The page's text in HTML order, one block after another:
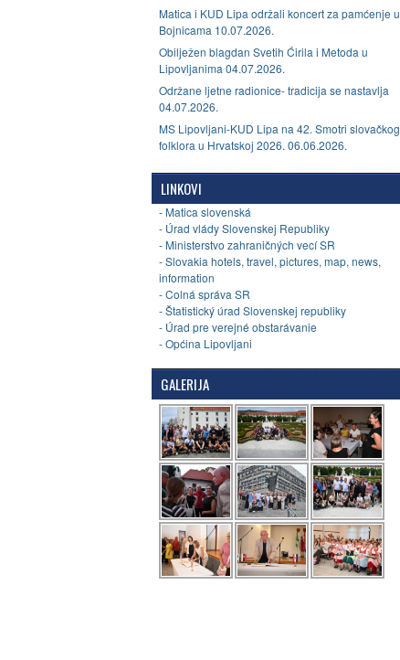
Matica i KUD Lipa održali koncert za pamćenje u
Bojnicama 10.07.2026.
Obilježen blagdan Svetih Ćirila i Metoda u
Lipovljanima 04.07.2026.
Održane ljetne radionice- tradicija se nastavlja
04.07.2026.
MS Lipovljani-KUD Lipa na 42. Smotri slovačkog
folklora u Hrvatskoj 2026. 06.06.2026.
LINKOVI
- Matica slovenská
- Úrad vlády Slovenskej Republiky
- Ministerstvo zahraničných vecí SR
- Slovakia hotels, travel, pictures, map, news,
information
- Colná správa SR
- Štatistický úrad Slovenskej republiky
- Úrad pre verejné obstarávanie
- Općina Lipovljani
GALERIJA